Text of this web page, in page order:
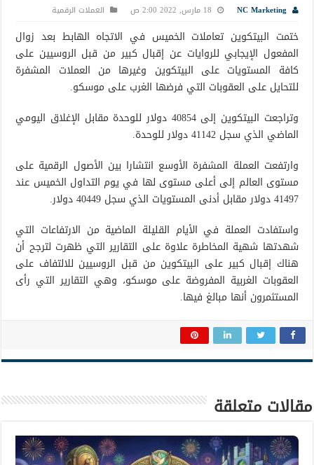
NC Marketing 18 مارس, 2022 2:00 ص العملات الرقمية
ختمت البيتكوين تعاملات الخميس في الاتجاه الهابط بعد زوال
المفعول الإيجابي للروايات عن إقبال كبير من قبل الروسيين على
كافة المستويات على البيتكوين وغيرها من العملات المشفرة
للتحايل على العقوبات التي فرضها الغرب على موسكو.
وتراجعت البيتكوين إلى 40854 دولار للوحدة مقابل الإغلاق اليومي
الماضي الذي سجل 41142 دولار للوحدة.
وارتفعت العملة المشفرة الأوسع انتشارا بين الأصول الرقمية على
مستوى العالم إلى أعلى مستوى لها في يوم التداول الخميس عند
41497 دولار مقابل أدنى المستويات الذي سجل 40449 دولار.
واستفادت العملة في الأيام القليلة الماضية من الارتفاعات التي
شهدتها شهية المخاطرة علاوة على التقارير التي ظهرت لترجح أن
هناك إقبال كبير على البيتكوين من قبل الروسيين للالتفاف على
العقوبات الغربية المفروضة على موسكو، وهي التقارير التي رأى
المستثمرون أنها مبالغ فيها.
مقالات متعلقة